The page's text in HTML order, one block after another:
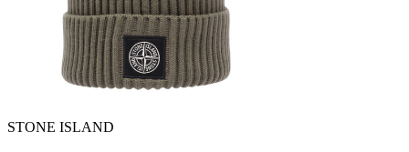
STONE ISLAND